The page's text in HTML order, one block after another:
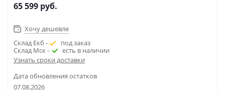
65 599 руб.
Хочу дешевле
Склад Екб -
под заказ
Склад Мск -
есть в наличии
Узнать сроки доставки
Дата обновления остатков
07.08.2026